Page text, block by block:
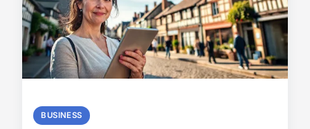
BUSINESS